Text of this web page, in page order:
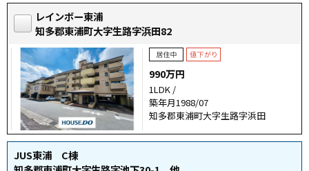
レインボー東浦
知多郡東浦町大字生路字浜田82
990万円
1LDK /
築年月1988/07
知多郡東浦町大字生路字浜田
JUS東浦 C棟